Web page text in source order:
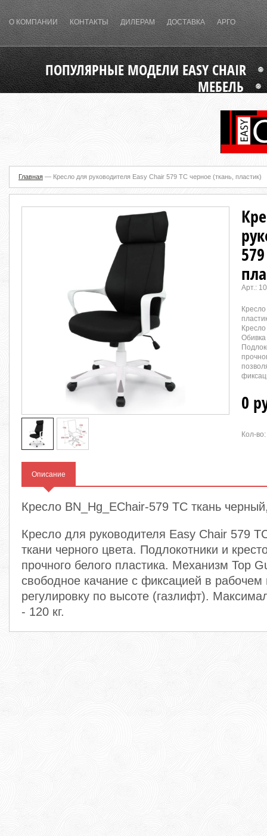
О КОМПАНИИ КОНТАКТЫ ДИЛЕРАМ ДОСТАВКА АРГО
ПОПУЛЯРНЫЕ МОДЕЛИ EASY CHAIR
МЕБЕЛЬ
Главная — Кресло для руководителя Easy Chair 579 TC черное (ткань, пластик)
Арт.:
Обивка
0
Кол-во:
Описание
Кресло BN_Hg_EChair-579 TC ткань
Кресло для руководителя Easy Chair 579
ткани черного цвета. Подлокотники и
прочного белого пластика. Механизм Top
свободное качание с фиксацией в
регулировку по высоте (газлифт).
- 120 кг.